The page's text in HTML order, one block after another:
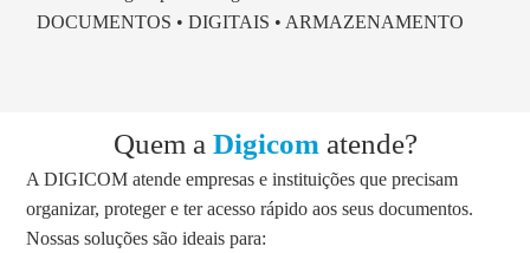
DOCUMENTOS • DIGITAIS • ARMAZENAMENTO
Quem a Digicom atende?
A DIGICOM atende empresas e instituições que precisam
organizar, proteger e ter acesso rápido aos seus documentos.
Nossas soluções são ideais para: